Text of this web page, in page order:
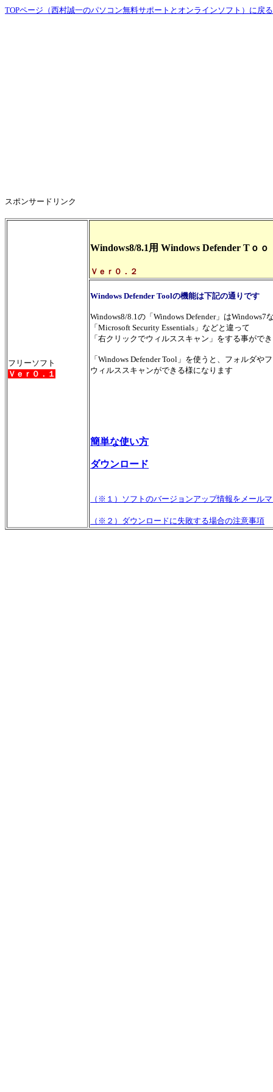
TOPページ（西村誠一のパソコン無料サポートとオンラインソフト）に戻る
スポンサードリンク
フリーソフト
Ｖｅｒ０．１
Windows8/8.1用 Windows Defender Tｏｏ
Ｖｅｒ０．２
Windows Defender Toolの機能は下記の通りです
Windows8/8.1の「Windows Defender」はWindows7
「Microsoft Security Essentials」などと違って
「右クリックでウィルススキャン」をする事がで
「Windows Defender Tool」を使うと、フォルダや
ウィルススキャンができる様になります
簡単な使い方
ダウンロード
（※１）ソフトのバージョンアップ情報をメール
（※２）ダウンロードに失敗する場合の注意事項